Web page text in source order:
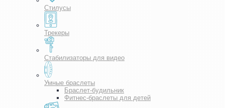
Стилусы
Трекеры
Стабилизаторы для видео
Умные браслеты
Браслет-будильник
Фитнес-браслеты для детей